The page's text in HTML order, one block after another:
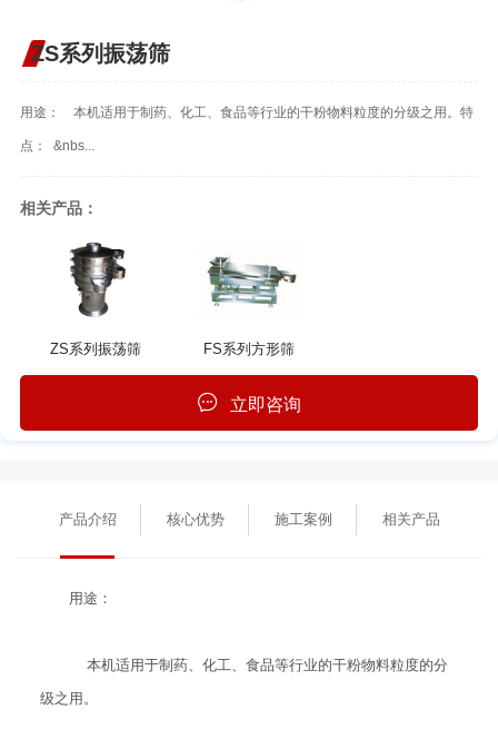
ZS系列振荡筛
用途： 本机适用于制药、化工、食品等行业的干粉物料粒度的分级之用。特
点： &nbs...
相关产品：
ZS系列振荡筛 FS系列方形筛
立即咨询
产品介绍 核心优势 施工案例 相关产品
用途：
本机适用于制药、化工、食品等行业的干粉物料粒度的分
级之用。